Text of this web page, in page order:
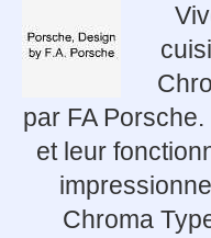
par FA
et leur
Chroma